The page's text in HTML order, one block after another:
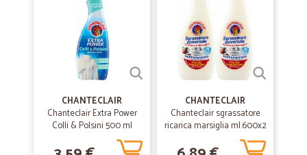
—Paola M.
Finora ho acquistato due volte, sono stati veloci e precisi. Ho
gentilissimi
04/04/2020
Luca C.
CHANTECLAIR
Chanteclair Extra Power
Colli & Polsini 500 ml
CHANTECLAIR
Chanteclair sgrassatore
ricarica marsiglia ml.600x2